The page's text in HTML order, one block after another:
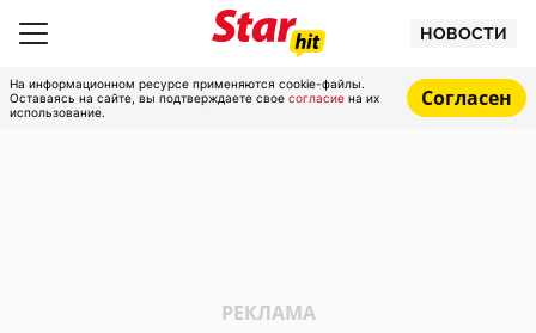
НОВОСТИ
На информационном ресурсе применяются cookie-файлы.
Оставаясь на сайте, вы подтверждаете свое согласие на их
использование.
Согласен